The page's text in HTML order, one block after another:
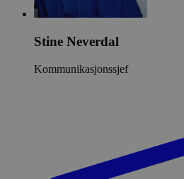
Stine Neverdal
Kommunikasjonssjef